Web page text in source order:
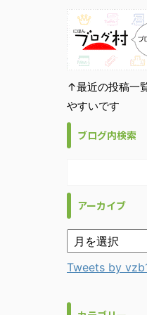
↑最近の投稿一
やすいです
ブログ内検索
アーカイブ
Tweets by